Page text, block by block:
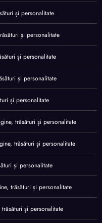
și personalitate
și personalitate
și personalitate
și personalitate
și personalitate
trăsături și personalitate
trăsături și personalitate
și personalitate
trăsături și personalitate
și personalitate